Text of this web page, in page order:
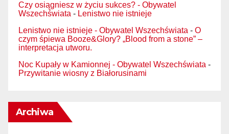
Czy osiągniesz w życiu sukces? - Obywatel
Wszechświata - Lenistwo nie istnieje
Lenistwo nie istnieje - Obywatel Wszechświata - O
czym śpiewa Booze&Glory? „Blood from a stone” –
interpretacja utworu.
Noc Kupały w Kamionnej - Obywatel Wszechświata -
Przywitanie wiosny z Białorusinami
Archiwa